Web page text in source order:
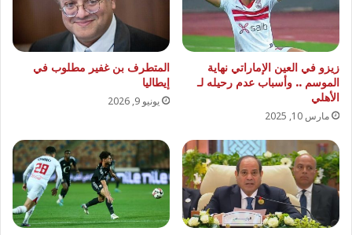
زيزو في العين الإماراتي نهاية
الموسم .. وأسباب عدم رحيله لـ
الأهلي
مارس 10, 2025
المتطرف بن غفير مطلوب في
إيطاليا
يونيو 9, 2026